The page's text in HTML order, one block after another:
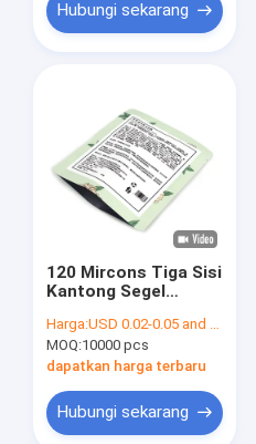
Hubungi sekarang
120 Mircons Tiga Sisi
Kantong Segel
Kaca Gandum
Harga:USD 0.02-0.05 and negotiation
MOQ:10000 pcs
dapatkan harga terbaru
Hubungi sekarang